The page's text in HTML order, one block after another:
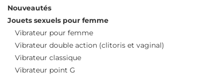
Nouveautés
Jouets sexuels pour femme
Vibrateur pour femme
Vibrateur double action (clitoris et vaginal)
Vibrateur classique
Vibrateur point G